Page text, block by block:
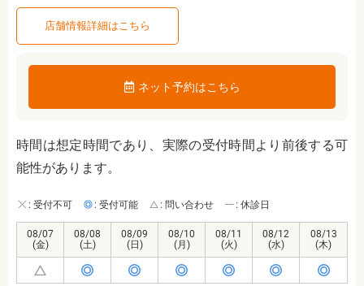
店舗情報詳細はこちら
ネット予約はこちら
時間は想定時間であり、実際の受付時間より前後する可
能性があります。
: 受付不可 : 受付可能 : 問い合わせ : 休診日
08/07
(金)
08/08
(土)
08/09
(日)
08/10
(月)
08/11
(火)
08/12
(水)
08/13
(木)